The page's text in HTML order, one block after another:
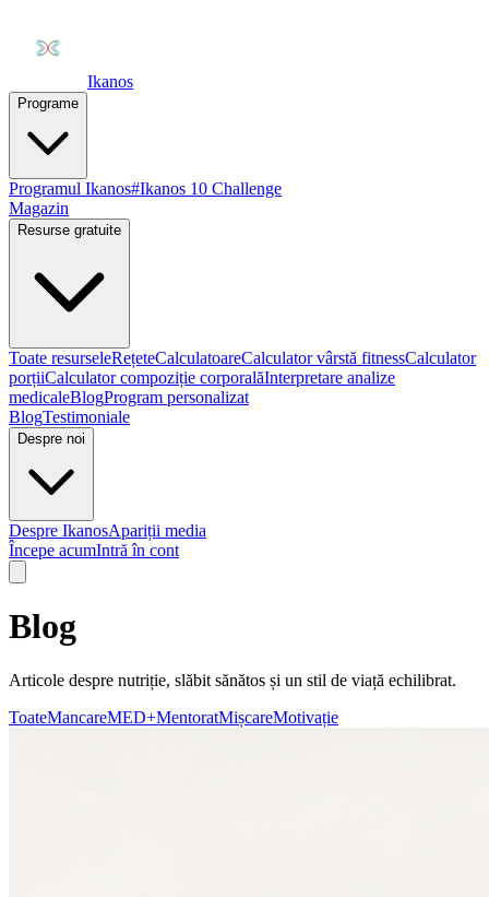
Ikanos
Programe
Programul Ikanos#Ikanos 10 Challenge
Magazin
Resurse gratuite
Toate resurseleRețeteCalculatoareCalculator vârstă fitnessCalculator
porțiiCalculator compoziție corporalăInterpretare analize
medicaleBlogProgram personalizat
BlogTestimoniale
Despre noi
Despre IkanosApariții media
Începe acumIntră în cont
Blog
Articole despre nutriție, slăbit sănătos și un stil de viață echilibrat.
ToateMancareMED+MentoratMișcareMotivație